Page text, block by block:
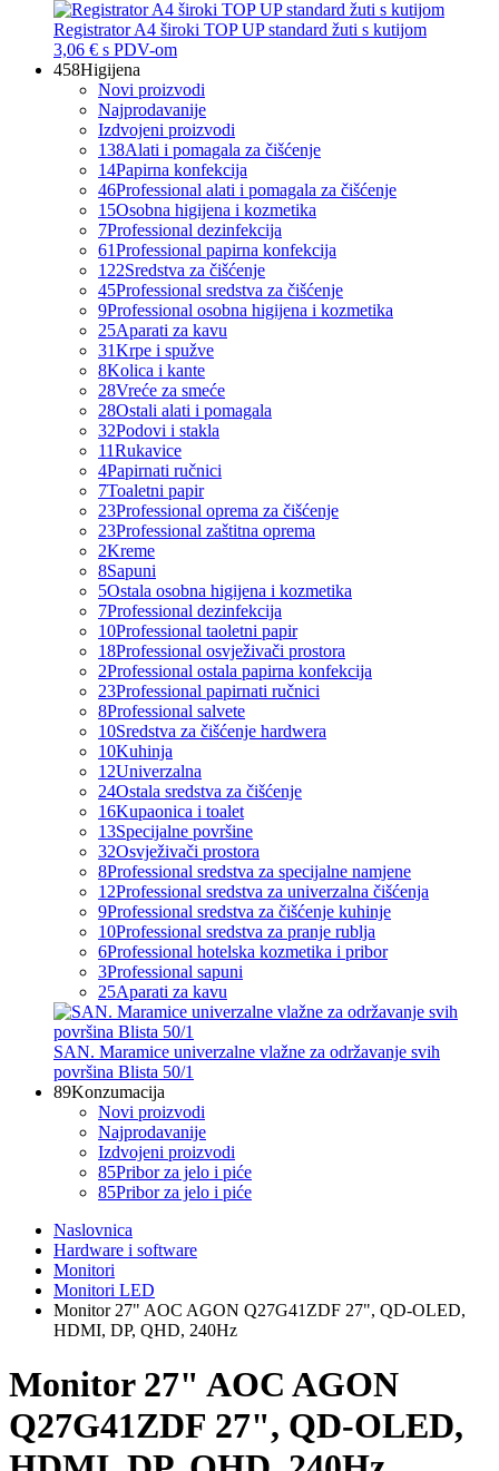
Registrator A4 široki TOP UP standard žuti s kutijom
3,06 € s PDV-om
458Higijena
Novi proizvodi
Najprodavanije
Izdvojeni proizvodi
138Alati i pomagala za čišćenje
14Papirna konfekcija
46Professional alati i pomagala za čišćenje
15Osobna higijena i kozmetika
7Professional dezinfekcija
61Professional papirna konfekcija
122Sredstva za čišćenje
45Professional sredstva za čišćenje
9Professional osobna higijena i kozmetika
25Aparati za kavu
31Krpe i spužve
8Kolica i kante
28Vreće za smeće
28Ostali alati i pomagala
32Podovi i stakla
11Rukavice
4Papirnati ručnici
7Toaletni papir
23Professional oprema za čišćenje
23Professional zaštitna oprema
2Kreme
8Sapuni
5Ostala osobna higijena i kozmetika
7Professional dezinfekcija
10Professional taoletni papir
18Professional osvježivači prostora
2Professional ostala papirna konfekcija
23Professional papirnati ručnici
8Professional salvete
10Sredstva za čišćenje hardwera
10Kuhinja
12Univerzalna
24Ostala sredstva za čišćenje
16Kupaonica i toalet
13Specijalne površine
32Osvježivači prostora
8Professional sredstva za specijalne namjene
12Professional sredstva za univerzalna čišćenja
9Professional sredstva za čišćenje kuhinje
10Professional sredstva za pranje rublja
6Professional hotelska kozmetika i pribor
3Professional sapuni
25Aparati za kavu
SAN. Maramice univerzalne vlažne za održavanje svih
površina Blista 50/1
89Konzumacija
Novi proizvodi
Najprodavanije
Izdvojeni proizvodi
85Pribor za jelo i piće
85Pribor za jelo i piće
Naslovnica
Hardware i software
Monitori
Monitori LED
Monitor 27" AOC AGON Q27G41ZDF 27", QD-OLED,
HDMI, DP, QHD, 240Hz
Monitor 27" AOC AGON
Q27G41ZDF 27", QD-OLED,